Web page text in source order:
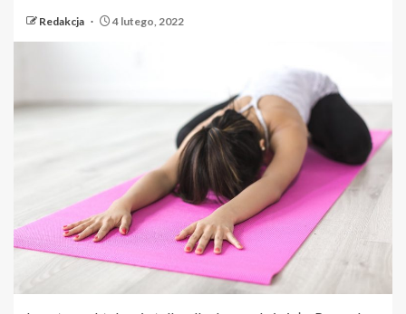
Redakcja 4 lutego, 2022